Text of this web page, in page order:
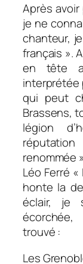
Après
je ne
chanteur,
français ».
en tête
interprétée
qui peut
Brassens,
légion
renommée
Léo Ferré
honte la
éclair, je
trouvé :
Les